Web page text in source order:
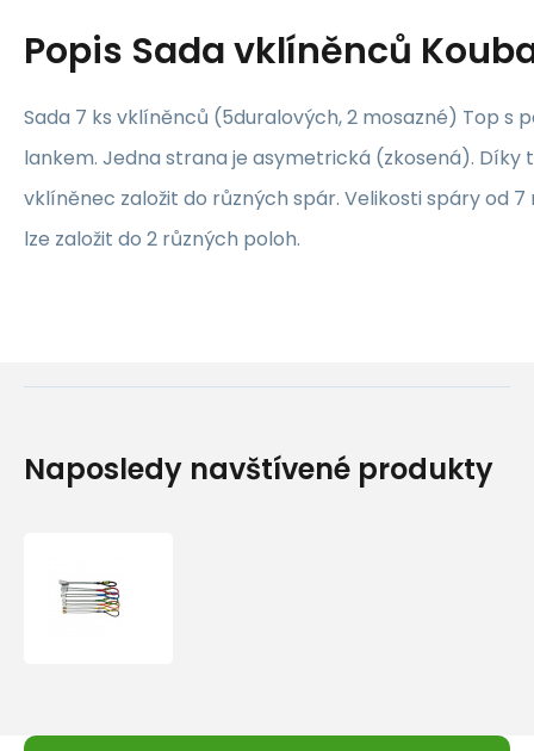
Popis Sada vklíněnců
Sada 7 ks vklíněnců (5duralových, 2 mosazné) Top s
lankem. Jedna strana je asymetrická (zkosená). Díky
vklíněnec založit do různých spár. Velikosti spáry od
lze založit do 2 různých poloh.
Naposledy navštívené produkty